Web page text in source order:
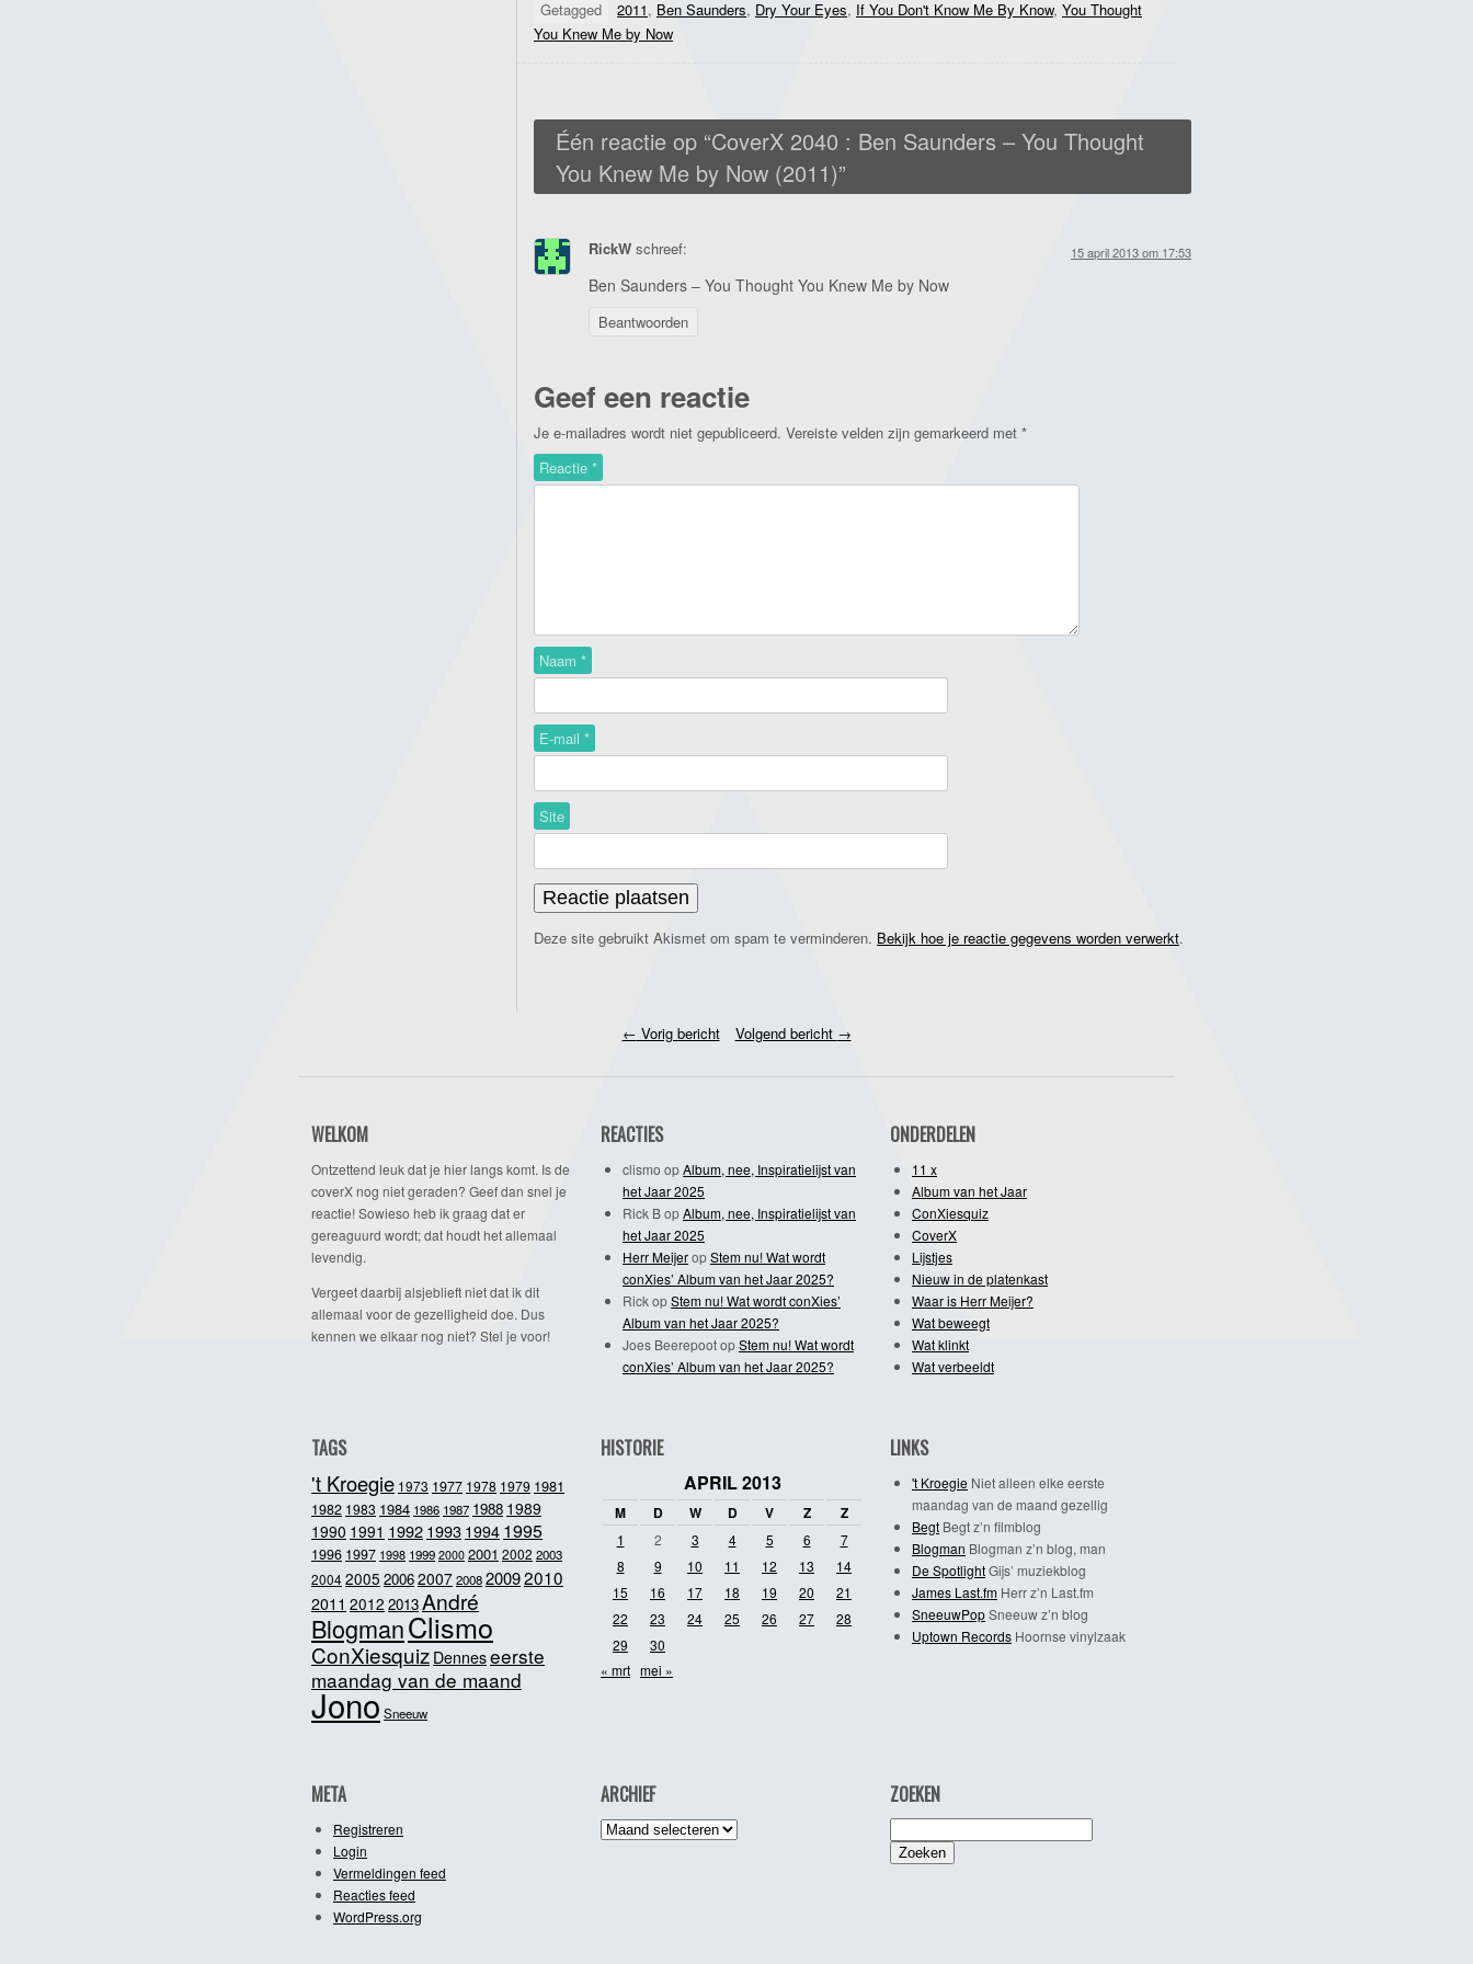
Getagged 2011, Ben Saunders, Dry Your Eyes, If You Don't Know Me By Know, You Thought
You Knew Me by Now
Één reactie op “CoverX 2040 : Ben Saunders – You Thought
You Knew Me by Now (2011)”
RickW schreef: 15 april 2013 om 17:53
Ben Saunders – You Thought You Knew Me by Now
Beantwoorden
Geef een reactie
Je e-mailadres wordt niet gepubliceerd. Vereiste velden zijn gemarkeerd met *
Reactie *
Naam *
E-mail *
Site
Deze site gebruikt Akismet om spam te verminderen. Bekijk hoe je reactie gegevens worden verwerkt.
← Vorig bericht Volgend bericht →
WELKOM
Ontzettend leuk dat je hier langs komt. Is de
coverX nog niet geraden? Geef dan snel je
reactie! Sowieso heb ik graag dat er
gereaguurd wordt; dat houdt het allemaal
levendig.
Vergeet daarbij alsjeblieft niet dat ik dit
allemaal voor de gezelligheid doe. Dus
kennen we elkaar nog niet? Stel je voor!
REACTIES
clismo opAlbum, nee, Inspiratielijst van
het Jaar 2025
Rick BopAlbum, nee, Inspiratielijst van
het Jaar 2025
Herr MeijeropStem nu! Wat wordt
conXies’ Album van het Jaar 2025?
RickopStem nu! Wat wordt conXies’
Album van het Jaar 2025?
Joes BeerepootopStem nu! Wat wordt
conXies’ Album van het Jaar 2025?
ONDERDELEN
11 x
Album van het Jaar
ConXiesquiz
CoverX
Lijstjes
Nieuw in de platenkast
Waar is Herr Meijer?
Wat beweegt
Wat klinkt
Wat verbeeldt
TAGS
't Kroegie 1973 1977 1978 1979 1981
1982 1983 1984 1986 1987 1988 1989
1990 1991 19921993 1994 1995
1996 1997 1998 1999 2000 2001 2002 2003
20042005 20062007200820092010
2011 2012 2013André
BlogmanClismo
ConXiesquiz Denneseerste
maandag van de maand
JonoSneeuw
HISTORIE
APRIL 2013
M D W D V Z Z
1 2 3 4 5 6
7
8
9 10 11 12 13
14
15
16 17 18 19 20
21
22
23 24 25 26 27
28
29
30
« mrt mei »
LINKS
't Kroegie Niet alleen elke eerste
maandag van de maand gezellig
Begt Begt z’n filmblog
Blogman Blogman z’n blog, man
De SpotlightGijs’ muziekblog
James Last.fm Herr z’n Last.fm
SneeuwPopSneeuw z’n blog
Uptown Records Hoornse vinylzaak
META
Registreren
Login
Vermeldingen feed
Reacties feed
WordPress.org
ARCHIEF
Archief
ZOEKEN
naar: